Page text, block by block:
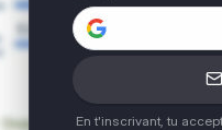
En t'inscrivant, tu